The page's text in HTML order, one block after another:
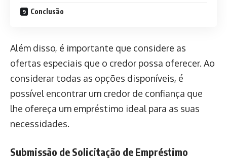
Conclusão
Além disso, é importante que considere as
ofertas especiais que o credor possa oferecer. Ao
considerar todas as opções disponíveis, é
possível encontrar um credor de confiança que
lhe ofereça um empréstimo ideal para as suas
necessidades.
Submissão de Solicitação de Empréstimo